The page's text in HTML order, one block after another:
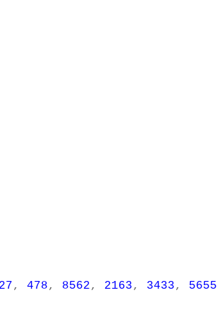
27, 478, 8562, 2163, 3433,